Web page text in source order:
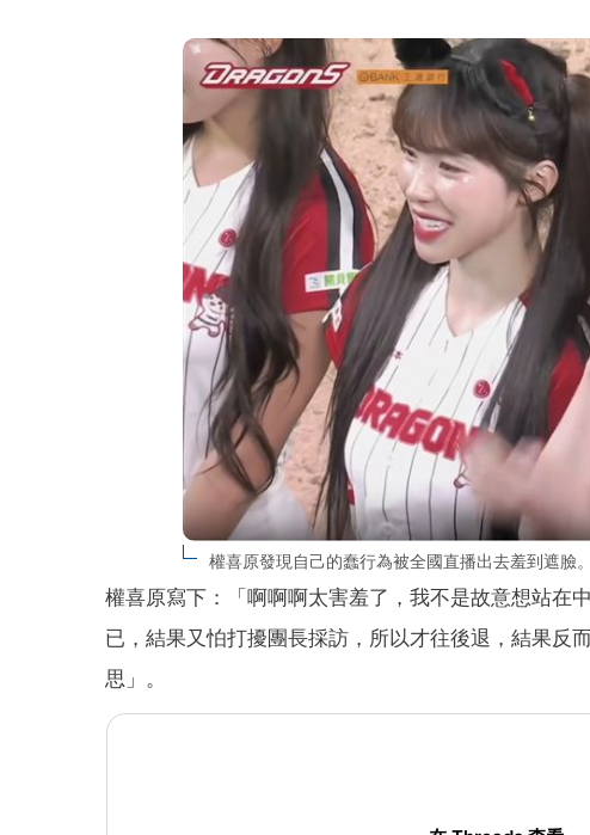
權喜原發現自己的蠢行為被全國直播出去羞到遮臉
權喜原寫下：「啊啊啊太害羞了，我不是故意想站在
已，結果又怕打擾團長採訪，所以才往後退，結果
思」。